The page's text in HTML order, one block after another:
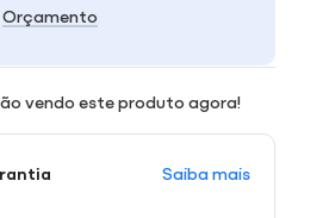
Orçamento
vendo este produto agora!
Saiba mais